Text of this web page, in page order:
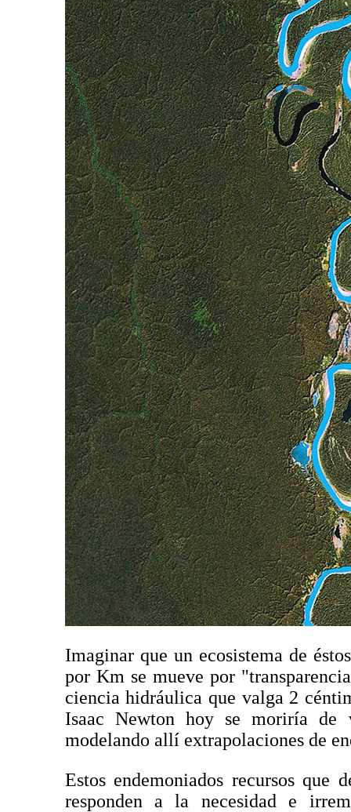
Imaginar que un ecosistema de
por Km se mueve por
ciencia hidráulica que valga 2
Isaac Newton hoy se moriría de
modelando allí extrapolaciones de
Estos endemoniados recursos que
responden a la necesidad e